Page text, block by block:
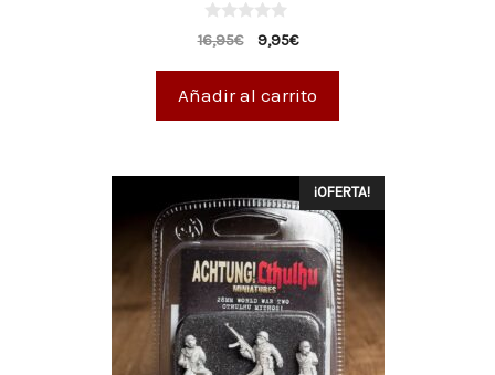
0
d
16,95€ 9,95€
Añadir al carrito
¡OFERTA!